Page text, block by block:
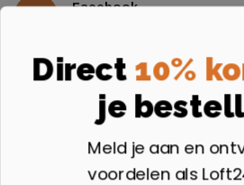
Facebook
Instagram
Volg ons op Instagram
Aangesloten bij
Direct 10%
je
Meld je aan en
voordelen als